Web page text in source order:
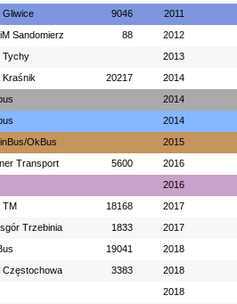
Gliwice 9046 2011
Sandomierz 88 2012
Tychy 2013
Kraśnik 20217 2014
2014
2014
OkBus 2015
Transport 5600 2016
2016
TM 18168 2017
Trzebinia 1833 2017
19041 2018
Częstochowa 3383 2018
2018